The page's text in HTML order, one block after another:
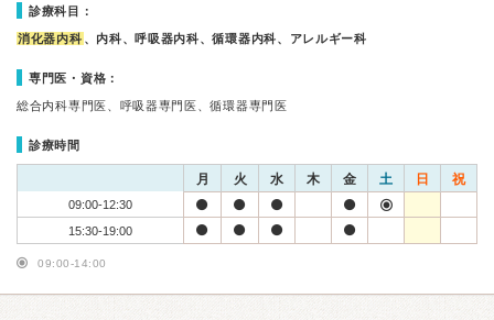
診療科目：
消化器内科 、内科、呼吸器内科、循環器内科、アレルギー科
専門医・資格：
総合内科専門医、呼吸器専門医、循環器専門医
診療時間
月 火 水 木 金 土 日 祝
09:00-12:30
15:30-19:00
09:00-14:00